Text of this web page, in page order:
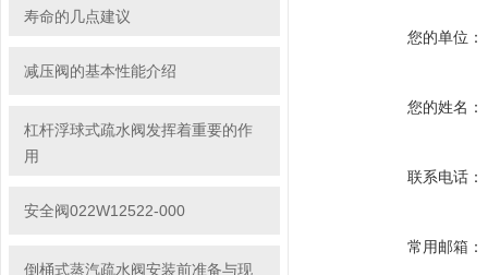
寿命的几点建议
减压阀的基本性能介绍
杠杆浮球式疏水阀发挥着重要的作
用
安全阀022W12522-000
倒桶式蒸汽疏水阀安装前准备与现
您的单位：
您的姓名：
联系电话：
常用邮箱：